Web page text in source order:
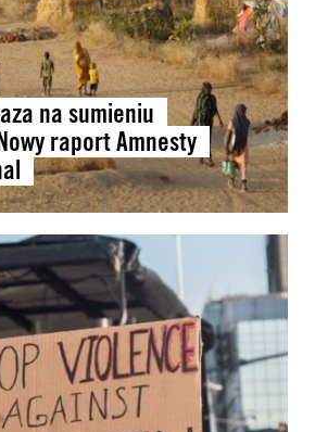
na sumieniu
raport Amnesty